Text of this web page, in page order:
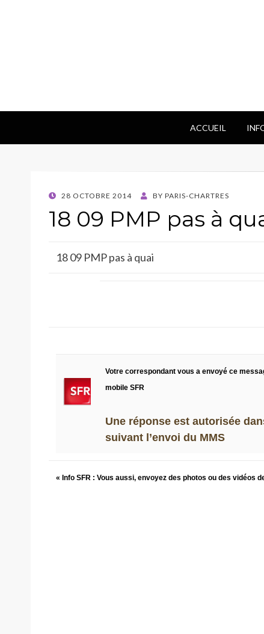
ACCUEIL
POSTED
28 OCTOBRE 2014 BY PARIS-CHARTRES
18 09 PMP pas à
18 09 PMP pas à quai
Votre correspondant vous a envoyé ce
mobile SFR
Une réponse est autorisée
suivant l’envoi du MMS
« Info SFR : Vous aussi, envoyez des photos ou des vidéos